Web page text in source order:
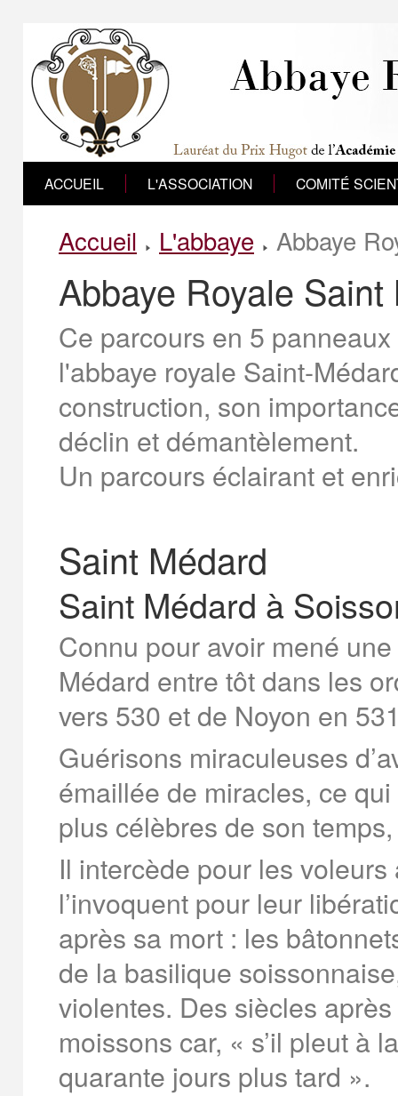
ACCUEIL L'ASSOCIATION COMITÉ
Accueil L'abbaye Abbaye
Abbaye Royale
Ce parcours en 5
l'abbaye royale Saint-
construction, son
déclin et démantèlement.
Un parcours éclairant et
Saint Médard
Saint Médard à
Connu pour avoir mené
Médard entre tôt dans les
vers 530 et de Noyon en
Guérisons miraculeuses
émaillée de miracles, ce
plus célèbres de son
Il intercède pour les
l’invoquent pour leur
après sa mort : les
de la basilique
violentes. Des siècles
moissons car, « s’il pleut à
quarante jours plus tard ».